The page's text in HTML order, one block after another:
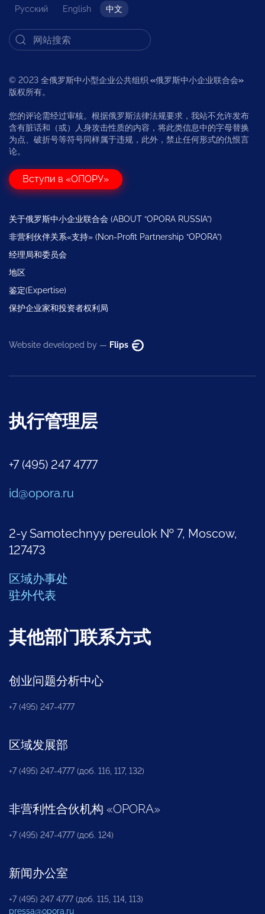
Русский English 中文
© 2023 全俄罗斯中小型企业公共组织 «俄罗斯中小企业联合会»
版权所有。
您的评论需经过审核。根据俄罗斯法律法规要求，我站不允许发布
含有脏话和（或）人身攻击性质的内容，将此类信息中的字母替换
为点、破折号等符号同样属于违规，此外，禁止任何形式的仇恨言
论。
Вступи в «ОПОРУ»
关于俄罗斯中小企业联合会 (ABOUT “OPORA RUSSIA”)
非营利伙伴关系«支持» (Non-Profit Partnership “OPORA”)
经理局和委员会
地区
鉴定(Expertise)
保护企业家和投资者权利局
Website developed by — Flips
执行管理层
+7 (495) 247 4777
id@opora.ru
2-y Samotechnyy pereulok № 7, Moscow,
127473
区域办事处
驻外代表
其他部门联系方式
创业问题分析中心
+7 (495) 247-4777
区域发展部
+7 (495) 247-4777 (доб. 116, 117, 132)
非营利性合伙机构 «OPORA»
+7 (495) 247-4777 (доб. 124)
新闻办公室
+7 (495) 247 4777 (доб. 115, 114, 113)
pressa@opora.ru